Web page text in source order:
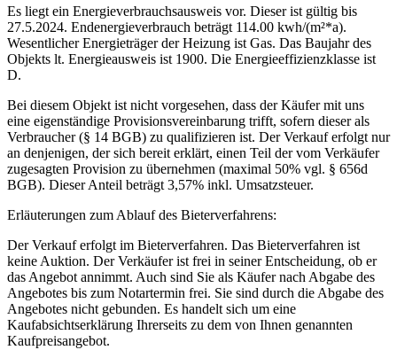
Es liegt ein Energieverbrauchsausweis vor. Dieser ist gültig bis
27.5.2024. Endenergieverbrauch beträgt 114.00 kwh/(m²*a).
Wesentlicher Energieträger der Heizung ist Gas. Das Baujahr des
Objekts lt. Energieausweis ist 1900. Die Energieeffizienzklasse ist
D.
Bei diesem Objekt ist nicht vorgesehen, dass der Käufer mit uns
eine eigenständige Provisionsvereinbarung trifft, sofern dieser als
Verbraucher (§ 14 BGB) zu qualifizieren ist. Der Verkauf erfolgt nur
an denjenigen, der sich bereit erklärt, einen Teil der vom Verkäufer
zugesagten Provision zu übernehmen (maximal 50% vgl. § 656d
BGB). Dieser Anteil beträgt 3,57% inkl. Umsatzsteuer.
Erläuterungen zum Ablauf des Bieterverfahrens:
Der Verkauf erfolgt im Bieterverfahren. Das Bieterverfahren ist
keine Auktion. Der Verkäufer ist frei in seiner Entscheidung, ob er
das Angebot annimmt. Auch sind Sie als Käufer nach Abgabe des
Angebotes bis zum Notartermin frei. Sie sind durch die Abgabe des
Angebotes nicht gebunden. Es handelt sich um eine
Kaufabsichtserklärung Ihrerseits zu dem von Ihnen genannten
Kaufpreisangebot.